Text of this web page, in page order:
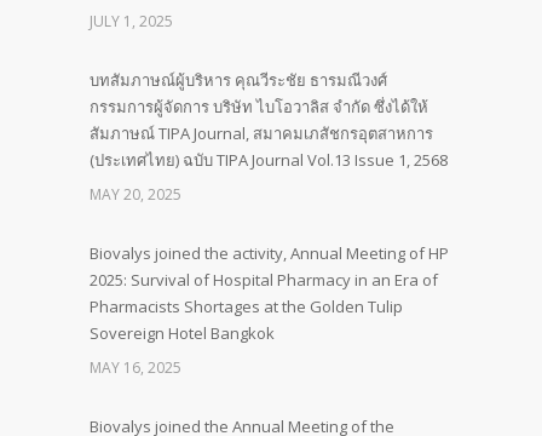
JULY 1, 2025
บทสัมภาษณ์ผู้บริหาร คุณวีระชัย ธารมณีวงศ์
กรรมการผู้จัดการ บริษัท ไบโอวาลิส จำกัด ซึ่งได้ให้
สัมภาษณ์ TIPA Journal, สมาคมเภสัชกรอุตสาหการ
(ประเทศไทย) ฉบับ TIPA Journal Vol.13 Issue 1, 2568
MAY 20, 2025
Biovalys joined the activity, Annual Meeting of HP
2025: Survival of Hospital Pharmacy in an Era of
Pharmacists Shortages at the Golden Tulip
Sovereign Hotel Bangkok
MAY 16, 2025
Biovalys joined the Annual Meeting of the